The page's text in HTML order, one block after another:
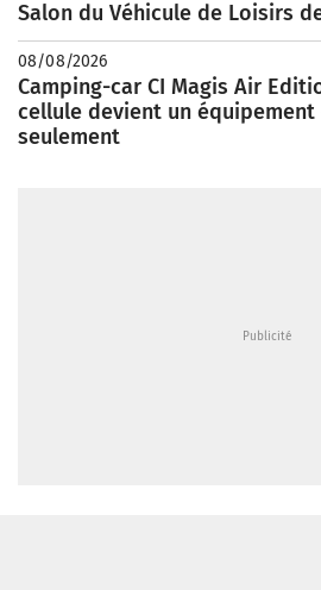
Salon du Véhicule de Loisirs
08/08/2026
Camping-car CI Magis Air
cellule devient un équipement
seulement